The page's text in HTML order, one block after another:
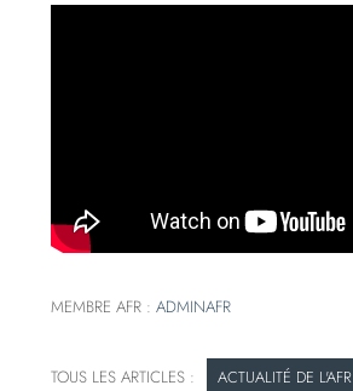
MEMBRE AFR :ADMINAFR
ACTUALITÉ DE L'AFR